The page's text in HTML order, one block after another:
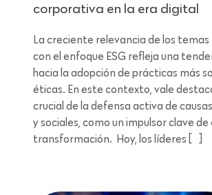
corporativa en la era digital
La creciente relevancia de los temas
con el enfoque ESG refleja una
hacia la adopción de prácticas más
éticas. En este contexto, vale
crucial de la defensa activa de
y sociales, como un impulsor clave de
transformación. Hoy, los líderes […]